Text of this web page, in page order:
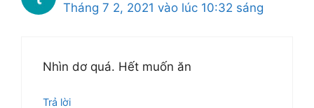
Tháng 7 2, 2021 vào lúc 10:32 sáng
Nhìn dơ quá. Hết muốn ăn
Trả lời